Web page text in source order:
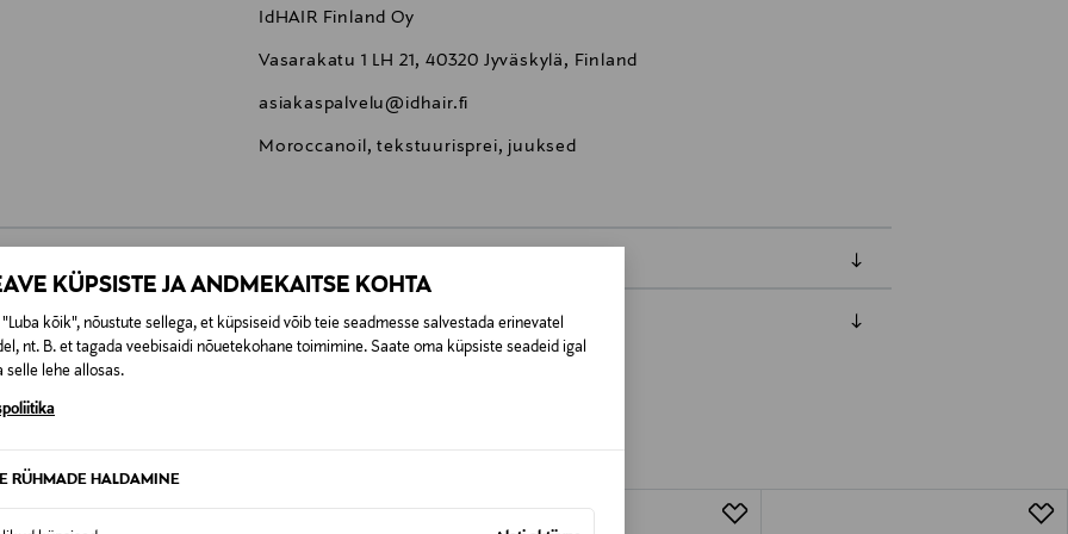
KÜPSISTE JA ANDMEKAITSE KOHTA
"Luba kõik", nõustute sellega, et küpsiseid võib teie seadmesse salvestada erinevatel
nt. B. et tagada veebisaidi nõuetekohane toimimine. Saate oma küpsiste seadeid igal
selle lehe allosas.
RÜHMADE HALDAMINE
IdHAIR Finland Oy
Vasarakatu 1 LH 21, 40320 Jyväskylä, Finland
asiakaspalvelu@idhair.fi
Moroccanoil, tekstuurisprei, juuksed
lepingust taganeda 30 päeva jooksul alates kauba kättesaamisest. Suletud pakendis toodete puhul
KA